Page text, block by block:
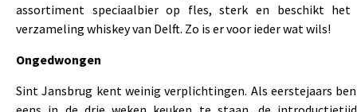
assortiment speciaalbier op fles, sterk en beschikt
verzameling whiskey van Delft. Zo is er voor ieder wat wils!
Ongedwongen
Sint Jansbrug kent weinig verplichtingen. Als eerstejaars